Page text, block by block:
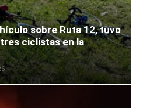
sobre Ruta 12, tuvo
ciclistas en la